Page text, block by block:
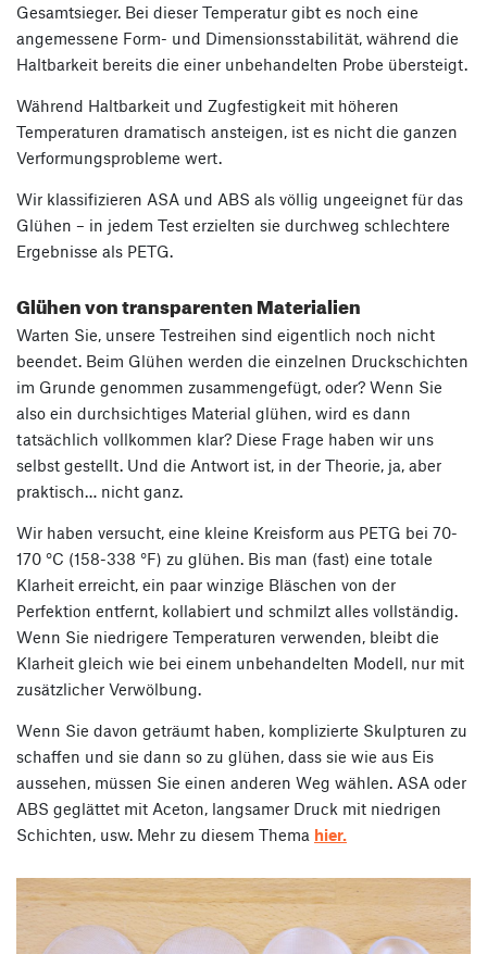
Gesamtsieger. Bei dieser Temperatur gibt es noch eine
angemessene Form- und Dimensionsstabilität, während die
Haltbarkeit bereits die einer unbehandelten Probe übersteigt.
Während Haltbarkeit und Zugfestigkeit mit höheren
Temperaturen dramatisch ansteigen, ist es nicht die ganzen
Verformungsprobleme wert.
Wir klassifizieren ASA und ABS als völlig ungeeignet für das
Glühen – in jedem Test erzielten sie durchweg schlechtere
Ergebnisse als PETG.
Glühen von transparenten Materialien
Warten Sie, unsere Testreihen sind eigentlich noch nicht
beendet. Beim Glühen werden die einzelnen Druckschichten
im Grunde genommen zusammengefügt, oder? Wenn Sie
also ein durchsichtiges Material glühen, wird es dann
tatsächlich vollkommen klar? Diese Frage haben wir uns
selbst gestellt. Und die Antwort ist, in der Theorie, ja, aber
praktisch… nicht ganz.
Wir haben versucht, eine kleine Kreisform aus PETG bei 70-
170 °C (158-338 °F) zu glühen. Bis man (fast) eine totale
Klarheit erreicht, ein paar winzige Bläschen von der
Perfektion entfernt, kollabiert und schmilzt alles vollständig.
Wenn Sie niedrigere Temperaturen verwenden, bleibt die
Klarheit gleich wie bei einem unbehandelten Modell, nur mit
zusätzlicher Verwölbung.
Wenn Sie davon geträumt haben, komplizierte Skulpturen zu
schaffen und sie dann so zu glühen, dass sie wie aus Eis
aussehen, müssen Sie einen anderen Weg wählen. ASA oder
ABS geglättet mit Aceton, langsamer Druck mit niedrigen
Schichten, usw. Mehr zu diesem Thema hier.